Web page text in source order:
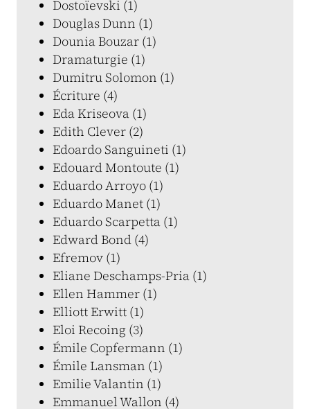
Dostoïevski (1)
Douglas Dunn (1)
Dounia Bouzar (1)
Dramaturgie (1)
Dumitru Solomon (1)
Écriture (4)
Eda Kriseova (1)
Edith Clever (2)
Edoardo Sanguineti (1)
Edouard Montoute (1)
Eduardo Arroyo (1)
Eduardo Manet (1)
Eduardo Scarpetta (1)
Edward Bond (4)
Efremov (1)
Eliane Deschamps-Pria (1)
Ellen Hammer (1)
Elliott Erwitt (1)
Eloi Recoing (3)
Émile Copfermann (1)
Émile Lansman (1)
Emilie Valantin (1)
Emmanuel Wallon (4)